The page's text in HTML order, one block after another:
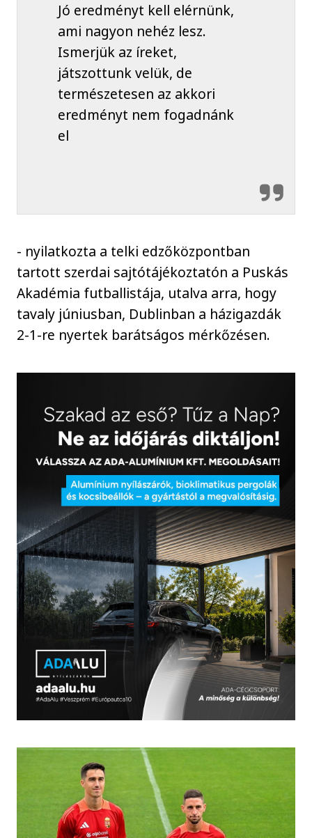
Jó eredményt kell elérnünk,
ami nagyon nehéz lesz.
Ismerjük az íreket,
játszottunk velük, de
természetesen az akkori
eredményt nem fogadnánk
el
- nyilatkozta a telki edzőközpontban
tartott szerdai sajtótájékoztatón a Puskás
Akadémia futballistája, utalva arra, hogy
tavaly júniusban, Dublinban a házigazdák
2-1-re nyertek barátságos mérkőzésen.